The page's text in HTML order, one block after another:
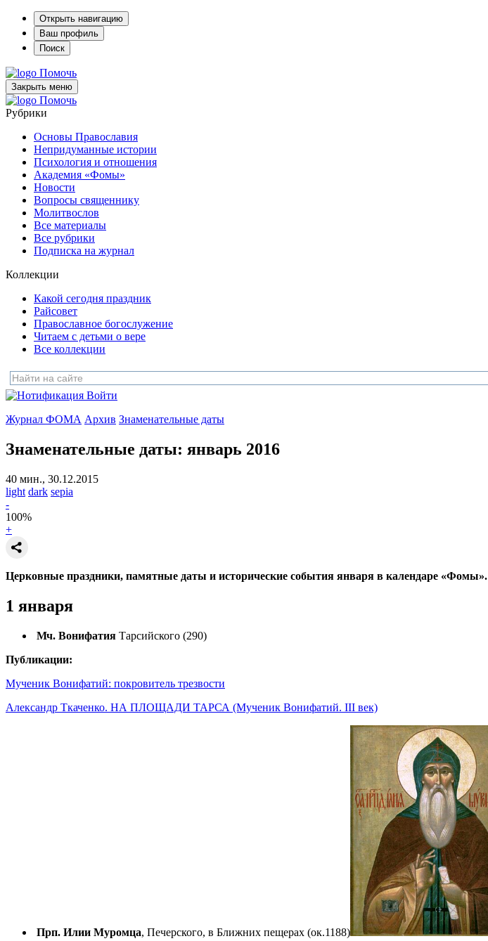
Открыть навигацию
Ваш профиль
Поиск
Помочь
Закрыть меню
Помочь
Рубрики
Основы Православия
Непридуманные истории
Психология и отношения
Академия «Фомы»
Новости
Вопросы священнику
Молитвослов
Все материалы
Все рубрики
Подписка на журнал
Коллекции
Какой сегодня праздник
Райсовет
Православное богослужение
Читаем с детьми о вере
Все коллекции
Войти
Журнал ФОМА Архив Знаменательные даты
Знаменательные даты: январь 2016
40 мин., 30.12.2015
light dark sepia
-
100%
+
Церковные праздники, памятные даты и исторические события января в календаре «Фомы».
1 января
Мч. Вонифатия Тарсийского (290)
Публикации:
Мученик Вонифатий: покровитель трезвости
Александр Ткаченко. НА ПЛОЩАДИ ТАРСА (Мученик Вонифатий. III век)
Прп. Илии Муромца, Печерского, в Ближних пещерах (ок.1188)